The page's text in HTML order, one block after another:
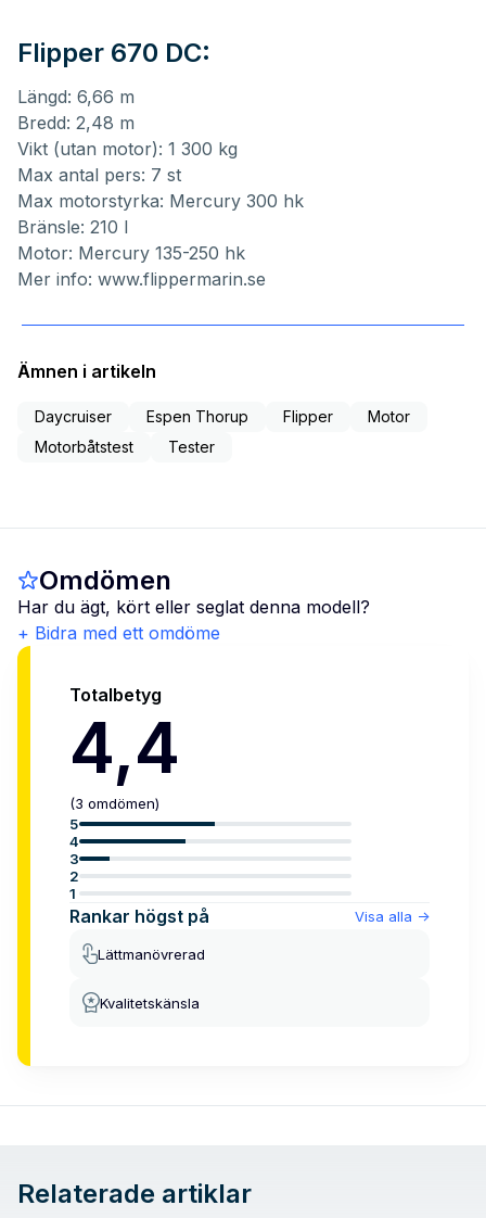
Flipper 670 DC:
Längd: 6,66 m
Bredd: 2,48 m
Vikt (utan motor): 1 300 kg
Max antal pers: 7 st
Max motorstyrka: Mercury 300 hk
Bränsle: 210 l
Motor: Mercury 135-250 hk
Mer info: www.flippermarin.se
Ämnen i artikeln
Daycruiser Espen Thorup Flipper
Motor
Motorbåtstest
Tester
Omdömen
Har du ägt, kört eller seglat denna modell?
+ Bidra med ett omdöme
Totalbetyg
4,4
(3 omdömen)
5
4
3
2
1
Rankar högst på Visa alla ->
Lättmanövrerad
Kvalitetskänsla
Relaterade artiklar